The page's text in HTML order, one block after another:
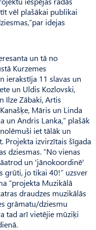
vēl plašākai publikai
idejas
un tā no
Kurzemes
ierakstīja 11 slavas un
un Uldis Kozlovski,
Ilze Zābaki, Artis
Māris un Linda
un Andris Lanka,” plašāk
iet tālāk un
Projekta izvirzītais šīgada
dziesmas. “No vienas
un 'jānokoordinē'
grūti, jo tikai 40!” uzsver
“projekta Muzikālā
draudzes muzikālās
grāmatu/dziesmu
tad arī vietējie mūziķi